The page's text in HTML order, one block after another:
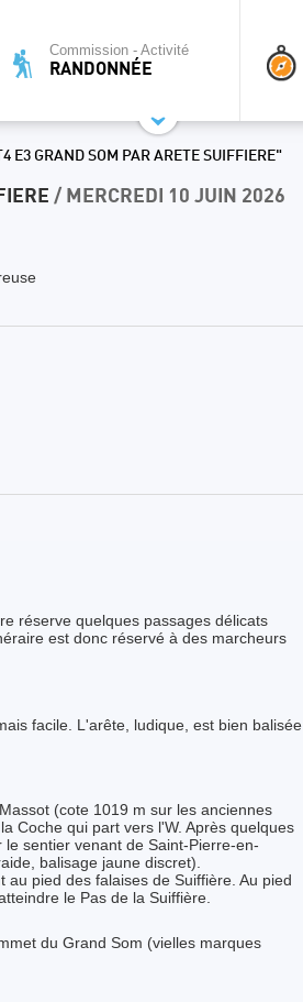
Commission - Activité
RANDONNÉE
GRAND SOM PAR ARETE SUIFFIERE"
/ MERCREDI 10 JUIN 2026
réserve quelques passages délicats
est donc réservé à des marcheurs
facile. L'arête, ludique, est bien balisée
(cote 1019 m sur les anciennes
Coche qui part vers l'W. Après quelques
sentier venant de Saint-Pierre-en-
balisage jaune discret).
pied des falaises de Suiffière. Au pied
le Pas de la Suiffière.
du Grand Som (vielles marques